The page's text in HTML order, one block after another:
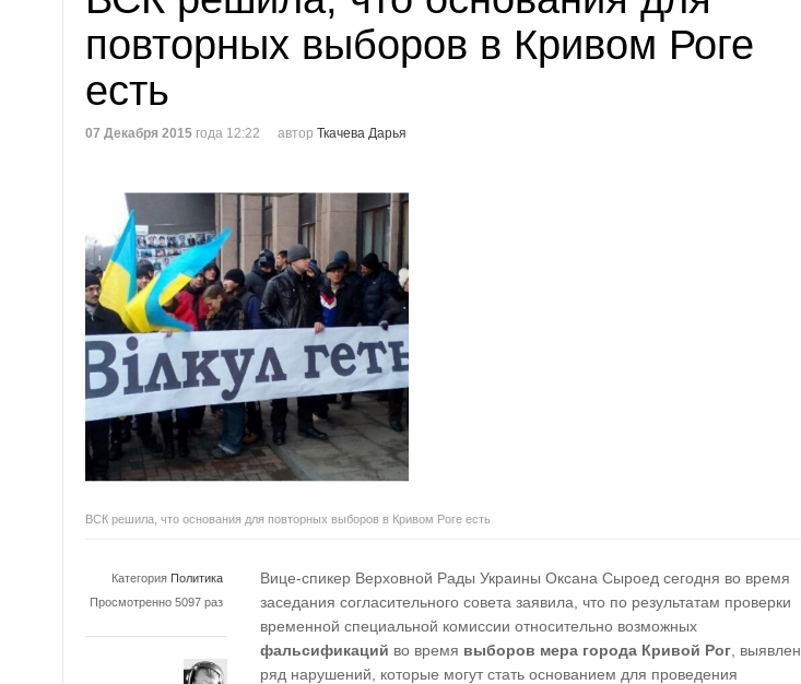
повторных выборов в Кривом Роге
есть
07 Декабря 2015 года 12:22 автор Ткачева Дарья
ВСК решила, что основания для повторных выборов в Кривом Роге есть
Категория Политика
Просмотренно 5097 раз
Вице-спикер Верховной Рады Украины Оксана Сыроед сегодня во время
заседания согласительного совета заявила, что по результатам проверки
временной специальной комиссии относительно возможных
фальсификаций во время выборов мера города Кривой Рог , выявлен
ряд нарушений, которые могут стать основанием для проведения